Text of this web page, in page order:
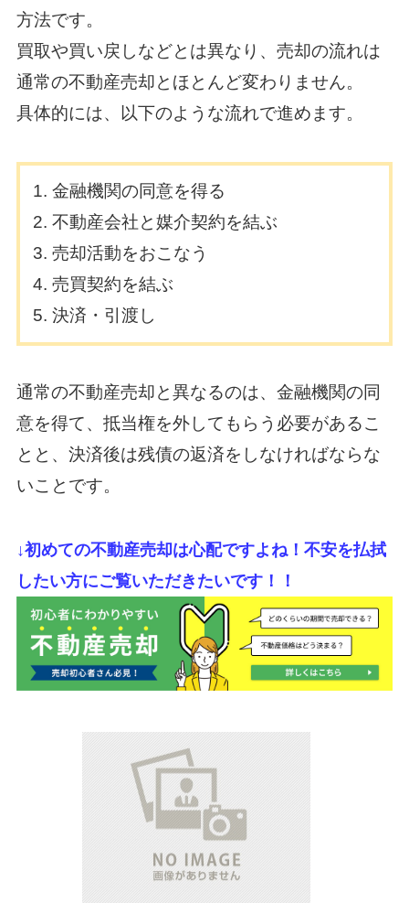
方法です。
買取や買い戻しなどとは異なり、売却の流れは
通常の不動産売却とほとんど変わりません。
具体的には、以下のような流れで進めます。
金融機関の同意を得る
不動産会社と媒介契約を結ぶ
売却活動をおこなう
売買契約を結ぶ
決済・引渡し
通常の不動産売却と異なるのは、金融機関の同
意を得て、抵当権を外してもらう必要があるこ
とと、決済後は残債の返済をしなければならな
いことです。
↓初めての不動産売却は心配ですよね！不安を払拭
したい方にご覧いただきたいです！！